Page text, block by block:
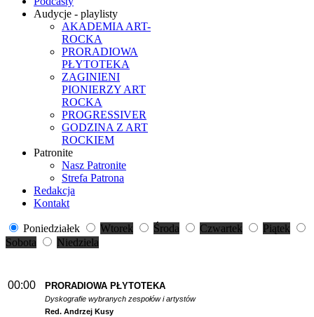
Audycje - playlisty
AKADEMIA ART-
ROCKA
PRORADIOWA
PŁYTOTEKA
ZAGINIENI
PIONIERZY ART
ROCKA
PROGRESSIVER
GODZINA Z ART
ROCKIEM
Patronite
Nasz Patronite
Strefa Patrona
Redakcja
Kontakt
Poniedziałek Wtorek Środa Czwartek
Piątek
Sobota
Niedziela
00:00 PRORADIOWA PŁYTOTEKA
Dyskografie wybranych zespołów i artystów
Red. Andrzej Kusy